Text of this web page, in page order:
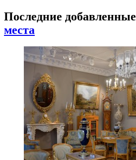
Последние добавленные
места